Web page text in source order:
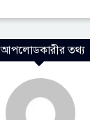
আপলোডকারীর তথ্য